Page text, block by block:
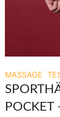
MASSAGE
POCKET